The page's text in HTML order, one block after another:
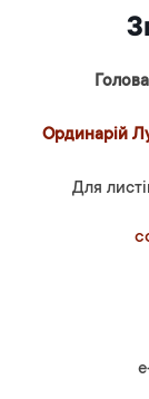
Ординарій
Для